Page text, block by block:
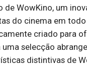
de WowKino, um
do cinema em
criado para
selecção
distintivas de